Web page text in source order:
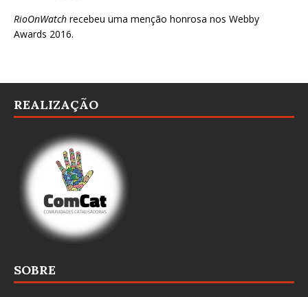
RioOnWatch recebeu uma menção honrosa nos Webby
Awards 2016.
REALIZAÇÃO
SOBRE